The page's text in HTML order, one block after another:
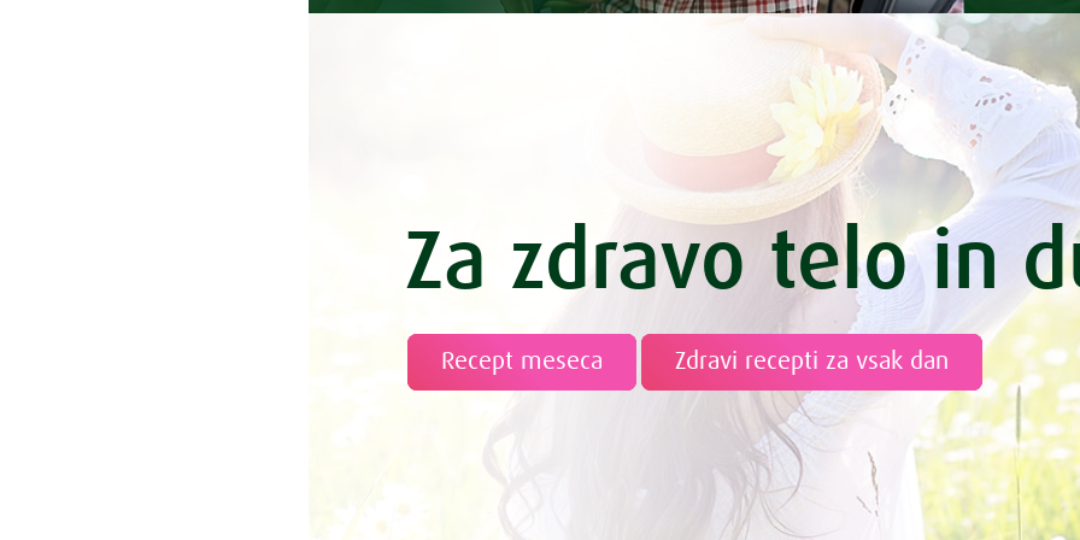
Za zdravo telo in
Recept meseca Zdravi recepti za vsak dan